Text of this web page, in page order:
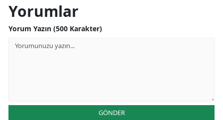
Yorumlar
Yorum Yazın (500 Karakter)
GÖNDER